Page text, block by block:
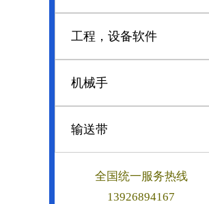
工程，设备软件
机械手
输送带
全国统一服务热线
13926894167